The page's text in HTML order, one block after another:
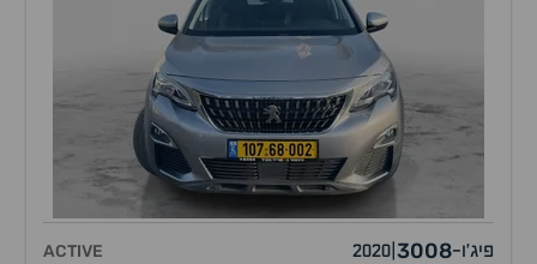
פיג'ו-
3008
2020
ACTIVE